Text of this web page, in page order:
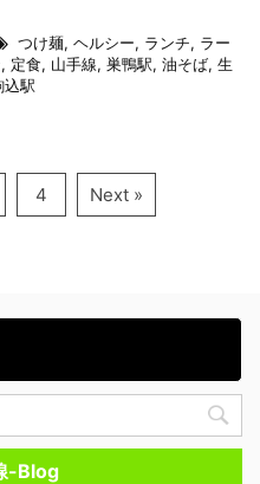
つけ麺, ヘルシー, ランチ, ラー
, 定食, 山手線, 巣鴨駅, 油そば, 生
込駅
4 Next »
-Blog